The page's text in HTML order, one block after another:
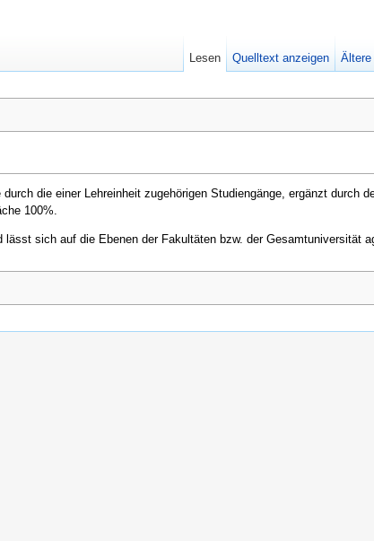
die einer Lehreinheit zugehörigen Studiengänge, ergänzt durch
100%.
sich auf die Ebenen der Fakultäten bzw. der Gesamtuniversität
Lesen Quelltext anzeigen Ältere